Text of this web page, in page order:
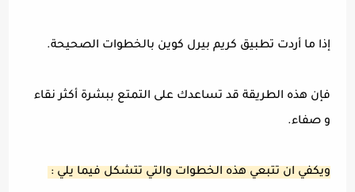
إذا ما أردت تطبيق كريم بيرل كوين بالخطوات الصحيحة.
فإن هذه الطريقة قد تساعدك على التمتع ببشرة أكثر نقاء
و صفاء.
ويكفي ان تتبعي هذه الخطوات والتي تتشكل فيما يلي :